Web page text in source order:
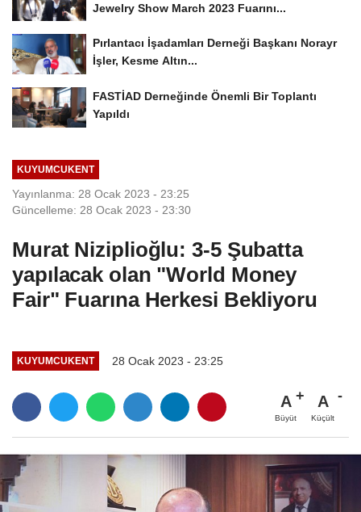
Jewelry Show March 2023 Fuarını...
Pırlantacı İşadamları Derneği Başkanı Norayr
İşler, Kesme Altın...
FASTİAD Derneğinde Önemli Bir Toplantı
Yapıldı
KUYUMCUKENT
Yayınlanma: 28 Ocak 2023 - 23:25
Güncelleme: 28 Ocak 2023 - 23:30
Murat Niziplioğlu: 3-5 Şubatta
yapılacak olan "World Money
Fair" Fuarına Herkesi Bekliyoru
KUYUMCUKENT 28 Ocak 2023 - 23:25
A
Büyüt
A
Küçült